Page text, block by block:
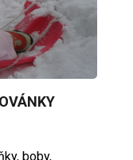
boby,